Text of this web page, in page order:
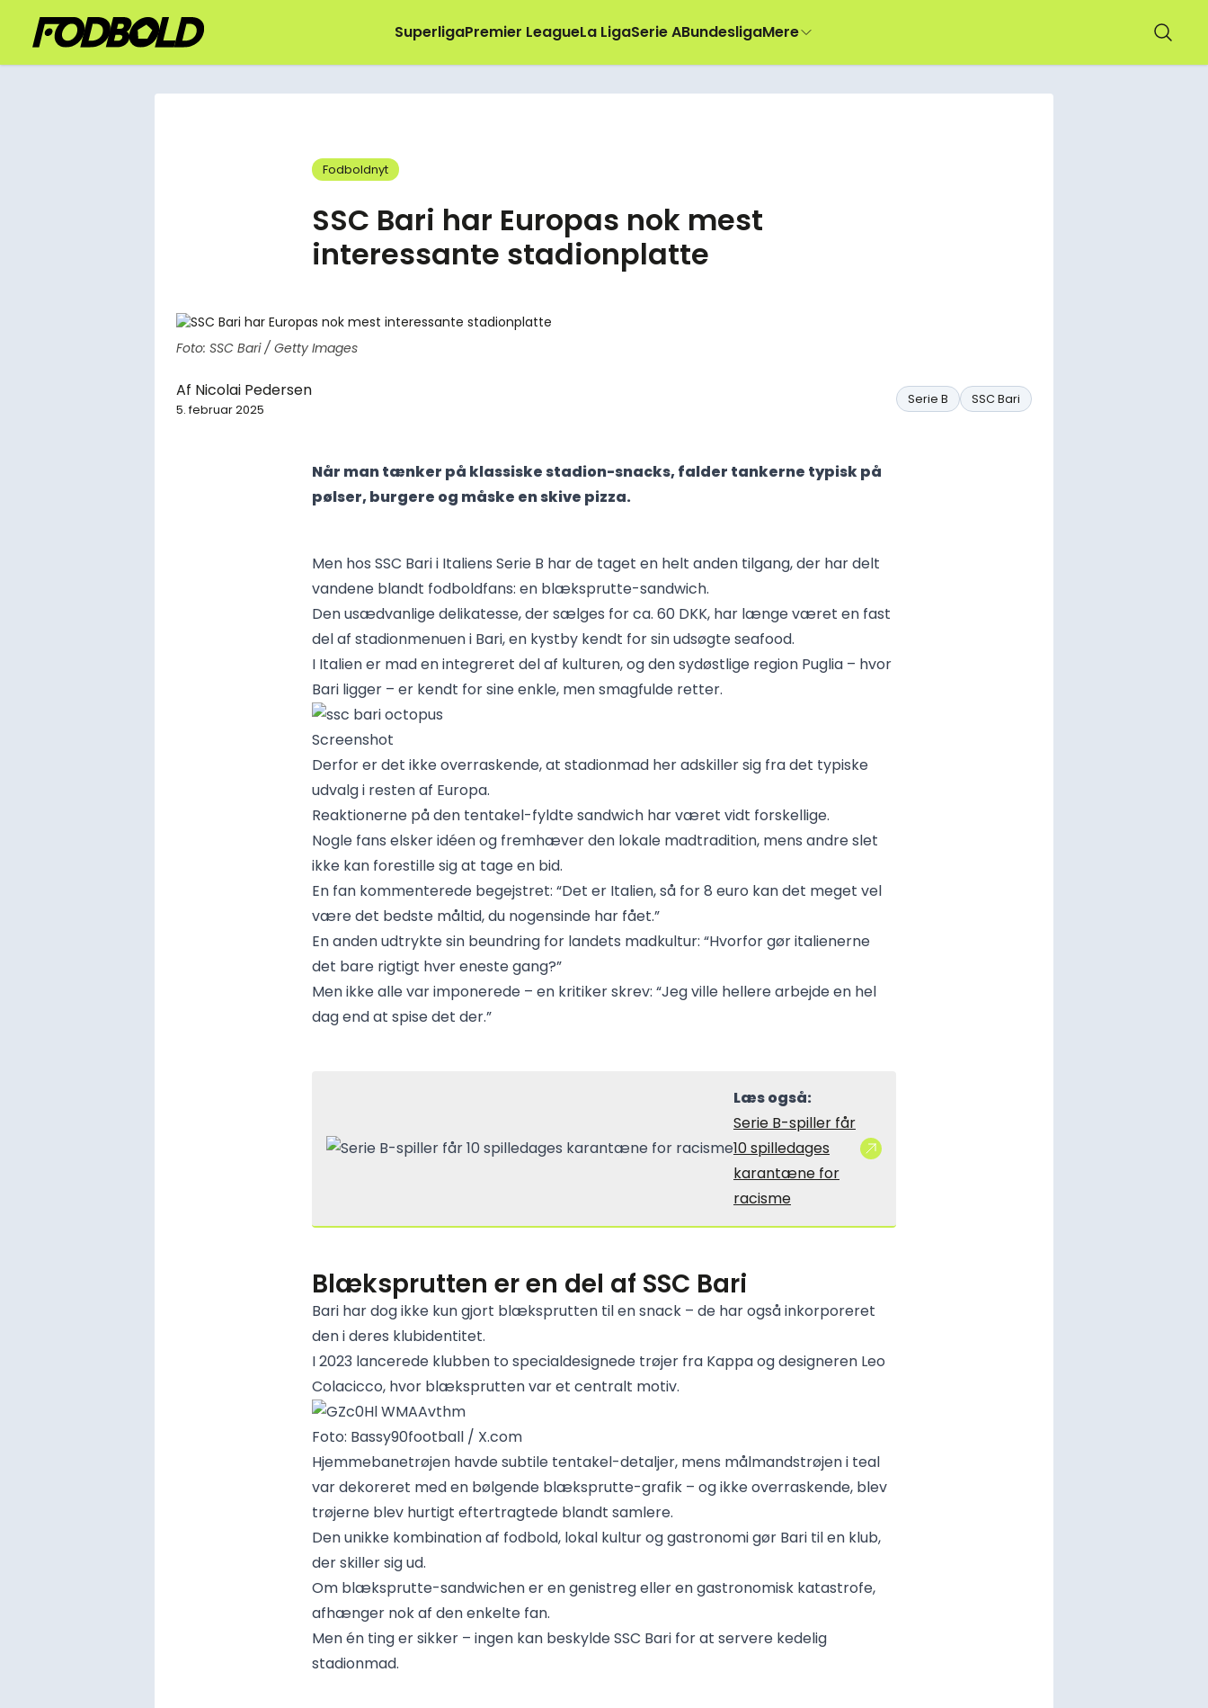
SuperligaPremier LeagueLa LigaSerie ABundesligaMere
Fodboldnyt
SSC Bari har Europas nok mest
interessante stadionplatte
Foto: SSC Bari / Getty Images
Af Nicolai Pedersen
5. februar 2025
Serie B SSC Bari
Når man tænker på klassiske stadion-snacks, falder tankerne typisk på
pølser, burgere og måske en skive pizza.
Men hos SSC Bari i Italiens Serie B har de taget en helt anden tilgang, der har delt
vandene blandt fodboldfans: en blæksprutte-sandwich.
Den usædvanlige delikatesse, der sælges for ca. 60 DKK, har længe været en fast
del af stadionmenuen i Bari, en kystby kendt for sin udsøgte seafood.
I Italien er mad en integreret del af kulturen, og den sydøstlige region Puglia – hvor
Bari ligger – er kendt for sine enkle, men smagfulde retter.
Screenshot
Derfor er det ikke overraskende, at stadionmad her adskiller sig fra det typiske
udvalg i resten af Europa.
Reaktionerne på den tentakel-fyldte sandwich har været vidt forskellige.
Nogle fans elsker idéen og fremhæver den lokale madtradition, mens andre slet
ikke kan forestille sig at tage en bid.
En fan kommenterede begejstret: “Det er Italien, så for 8 euro kan det meget vel
være det bedste måltid, du nogensinde har fået.”
En anden udtrykte sin beundring for landets madkultur: “Hvorfor gør italienerne
det bare rigtigt hver eneste gang?”
Men ikke alle var imponerede – en kritiker skrev: “Jeg ville hellere arbejde en hel
dag end at spise det der.”
Læs også:
Serie B-spiller får
10 spilledages
karantæne for
racisme
Blæksprutten er en del af SSC Bari
Bari har dog ikke kun gjort blæksprutten til en snack – de har også inkorporeret
den i deres klubidentitet.
I 2023 lancerede klubben to specialdesignede trøjer fra Kappa og designeren Leo
Colacicco, hvor blæksprutten var et centralt motiv.
Foto: Bassy90football / X.com
Hjemmebanetrøjen havde subtile tentakel-detaljer, mens målmandstrøjen i teal
var dekoreret med en bølgende blæksprutte-grafik – og ikke overraskende, blev
trøjerne blev hurtigt eftertragtede blandt samlere.
Den unikke kombination af fodbold, lokal kultur og gastronomi gør Bari til en klub,
der skiller sig ud.
Om blæksprutte-sandwichen er en genistreg eller en gastronomisk katastrofe,
afhænger nok af den enkelte fan.
Men én ting er sikker – ingen kan beskylde SSC Bari for at servere kedelig
stadionmad.